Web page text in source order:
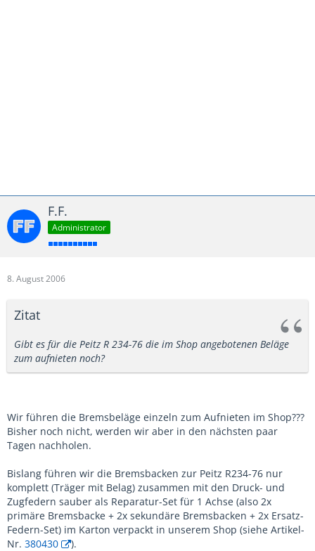
F.F.
Administrator
8. August 2006
Zitat
Gibt es für die Peitz R 234-76 die im Shop angebotenen Beläge
zum aufnieten noch?
Wir führen die Bremsbeläge einzeln zum Aufnieten im Shop???
Bisher noch nicht, werden wir aber in den nächsten paar
Tagen nachholen.
Bislang führen wir die Bremsbacken zur Peitz R234-76 nur
komplett (Träger mit Belag) zusammen mit den Druck- und
Zugfedern sauber als Reparatur-Set für 1 Achse (also 2x
primäre Bremsbacke + 2x sekundäre Bremsbacken + 2x Ersatz-
Federn-Set) im Karton verpackt in unserem Shop (siehe Artikel-
Nr. 380430 ).